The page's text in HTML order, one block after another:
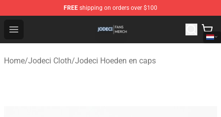
FREE shipping on orders over $100
Open menu
Jodeci Shop - Official Jodeci Merchandise Store
Home/Jodeci Cloth/Jodeci Hoeden en caps